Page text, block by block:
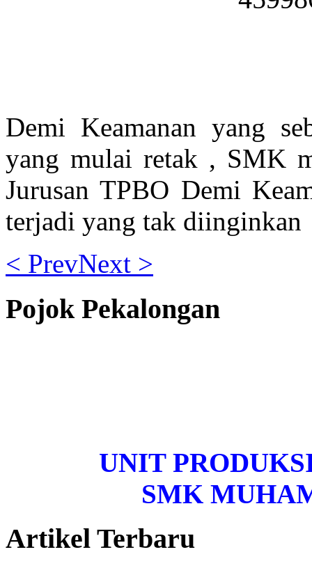
Demi Keamanan yang
yang mulai retak , SMK
Jurusan TPBO Demi
terjadi yang tak diinginkan
< PrevNext >
Pojok Pekalongan
UNIT
SMK
Artikel Terbaru